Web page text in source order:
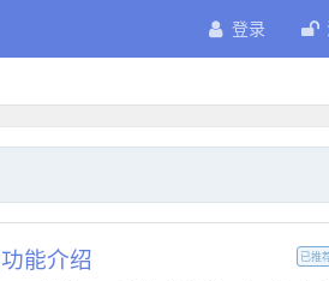
登录
已推
能介绍